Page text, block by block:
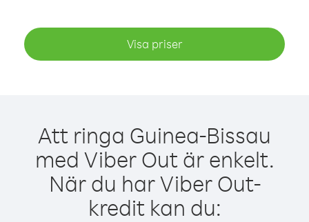
Visa priser
Att ringa Guinea-Bissau
med Viber Out är enkelt.
När du har Viber Out-
kredit kan du: